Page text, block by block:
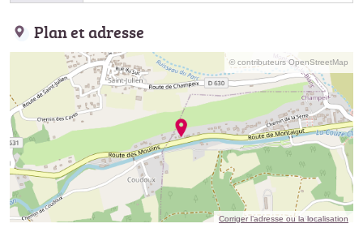
Plan et adresse
© contributeurs OpenStreetMap
Corriger l’adresse ou la localisation